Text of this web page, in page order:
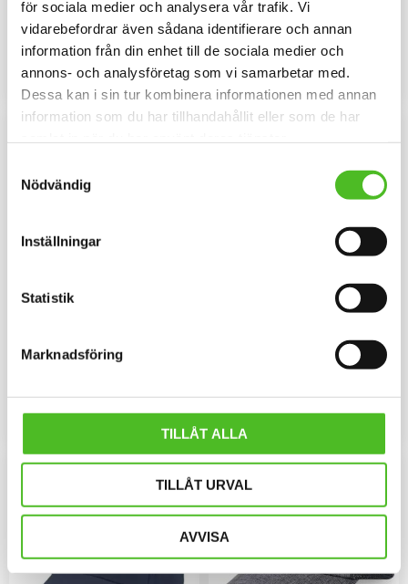
för sociala medier och analysera vår trafik. Vi
vidarebefordrar även sådana identifierare och annan
information från din enhet till de sociala medier och
annons- och analysföretag som vi samarbetar med.
Dessa kan i sin tur kombinera informationen med annan
information som du har tillhandahållit eller som de har
Nödvändig
Inställningar
Statistik
Marknadsföring
TILLÅT ALLA
TILLÅT URVAL
AVVISA
Härlig huvjacka med ett motiv av
Motivstorlek ca 20x26cm.
419SEK
Lägg till i favoriter
INFO
Luvtröja med ett Rottweilermotiv
28x7 cm.
429
INFO
Keps i borstad bomullstwill med
böjd skärm och
Lägg till i favoriter
Pannband i kraftig Bomull /
Elastan med ett siluettmotiv av
NYA FÄRGER